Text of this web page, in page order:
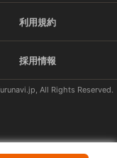
利用規約
採用情報
All Rights Reserved.